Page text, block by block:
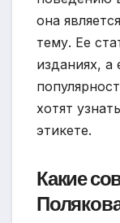
она
тему. Ее
изданиях, а
хотят
этикете.
Какие